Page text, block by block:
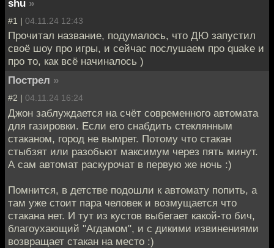
shu »
#1 | 04.11.24 12:43
Прочитал название, подумалось, что ДЮ запустил
своё шоу про игры, и сейчас послушаем про quake и
про то, как всё начиналось )
Пострел »
#2 | 04.11.24 16:24
Джон заблуждается на счёт современного автомата
для газировки. Если его снабдить стеклянным
стаканом, город не вымрет. Потому что стакан
стыбзят или разобьют максимум через пять минут.
А сам автомат раскурочат в первую же ночь :)
Помнится, в детстве подошли к автомату попить, а
там уже стоит пара человек и возмущается что
стакана нет. И тут из кустов выбегает какой-то бич,
благоухающий "Агдамом", и с дикими извинениями
возвращает стакан на место :)